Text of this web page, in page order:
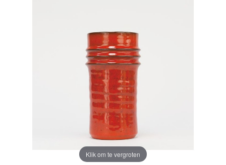
Klik om te vergroten